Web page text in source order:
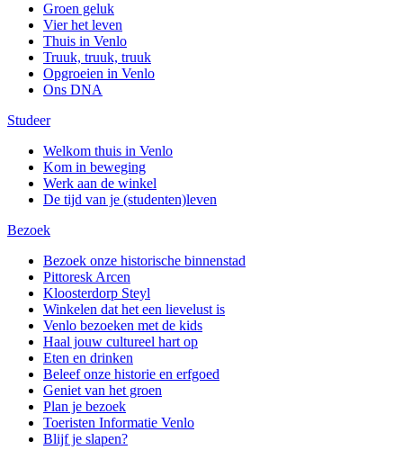
Groen geluk
Vier het leven
Thuis in Venlo
Truuk, truuk, truuk
Opgroeien in Venlo
Ons DNA
Studeer
Welkom thuis in Venlo
Kom in beweging
Werk aan de winkel
De tijd van je (studenten)leven
Bezoek
Bezoek onze historische binnenstad
Pittoresk Arcen
Kloosterdorp Steyl
Winkelen dat het een lievelust is
Venlo bezoeken met de kids
Haal jouw cultureel hart op
Eten en drinken
Beleef onze historie en erfgoed
Geniet van het groen
Plan je bezoek
Toeristen Informatie Venlo
Blijf je slapen?